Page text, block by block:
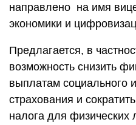
направлено на имя
экономики и
Предлагается, в
возможность снизить
выплатам социального
страхования и
налога для